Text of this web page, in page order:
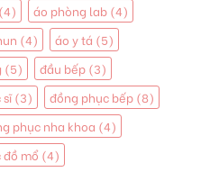
(4) áo phòng lab (4)
(4) áo y tá (5)
(5) đầu bếp (3)
sĩ(3) đồng phục bếp (8)
phục nha khoa (4)
mổ (4)